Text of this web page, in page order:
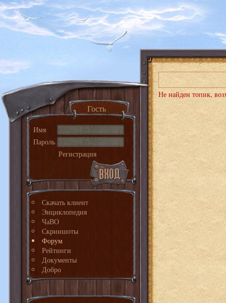
Гость
Имя
Пароль
Регистрация
Скачать клиент
Энциклопедия
ЧаВО
Скриншоты
Форум
Рейтинги
Документы
Добро
Не найден топик,